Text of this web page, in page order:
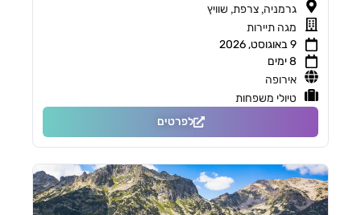
גרמניה, צרפת, שוויץ
מגה תיירות
9 באוגוסט, 2026
8 ימים
אירופה
טיולי משפחות
לפרטים